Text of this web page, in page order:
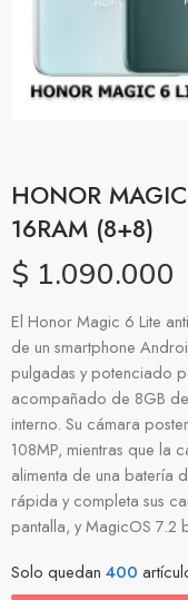
HONOR
16RAM (8+8)
$ 1.090.000
El Honor Magic 6 Lite
de un smartphone
pulgadas y potenciado
acompañado de 8GB
interno. Su cámara
108MP, mientras que la
alimenta de una batería
rápida y completa sus
pantalla, y MagicOS 7.2
Solo quedan 400